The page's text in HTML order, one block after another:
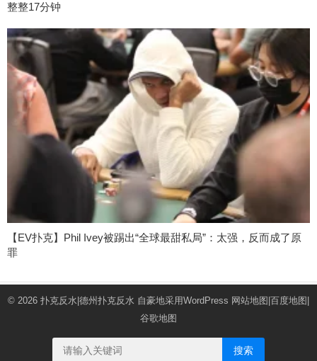
整整17分钟
【EV扑克】Phil Ivey被踢出“全球最甜私局”：太强，反而成了原
罪
© 2026 扑克反水|德州扑克反水 自豪地采用WordPress 网站地图 百度地图
谷歌地图
搜索